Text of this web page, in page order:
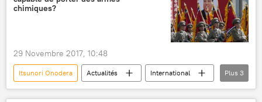
chimiques?
29 Novembre 2017, 10:48
Itsunori Onodera Actualités
International
Japon
Corée du Nord
Plus 3